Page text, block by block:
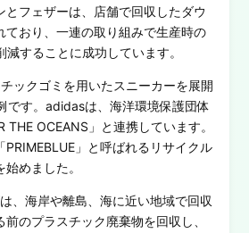
とフェザーは、店舗で回収したダウ
ており、一連の取り組みで生産時の
することに成功しています。
ックゴミを用いたスニーカーを展開
です。adidasは、海洋環境保護団体
THE OCEANS」と連携しています。
」と呼ばれるリサイクル
めました。
、海岸や離島、海に近い地域で回収
のプラスチック廃棄物を回収し、